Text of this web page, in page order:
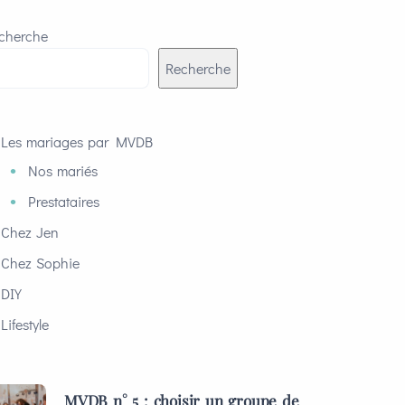
Recherche
Les mariages par MVDB
Nos mariés
Prestataires
Chez Jen
Chez Sophie
DIY
Lifestyle
MVDB n° 5 : choisir un groupe de